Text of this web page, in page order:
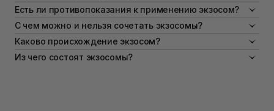
Эффект можно увидеть как после первого использования, так и
только через несколько недель. Все зависит от формы доставки и
концентрации экзосом в средстве.
Есть ли противопоказания к применению экзосом?
Да, это нарушение целостности кожного барьера, активное
воспаление, гиперчувствительность кожи, аллергия на
компоненты средств.
С чем можно и нельзя сочетать экзосомы?
Экзосомы отлично дополнят ваш базовый домашний уход, однако
сочетать их с ретиноидами и кислотами в высоких концентрациях
не стоит.
Каково происхождение экзосом?
Экзосомы по происхождению делятся на клеточные/
биологические, растительные и синтетические.
Из чего состоят экзосомы?